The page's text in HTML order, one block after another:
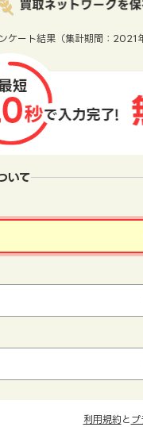
ケート結果（集計期間：2021
いて
利用規約 と プ